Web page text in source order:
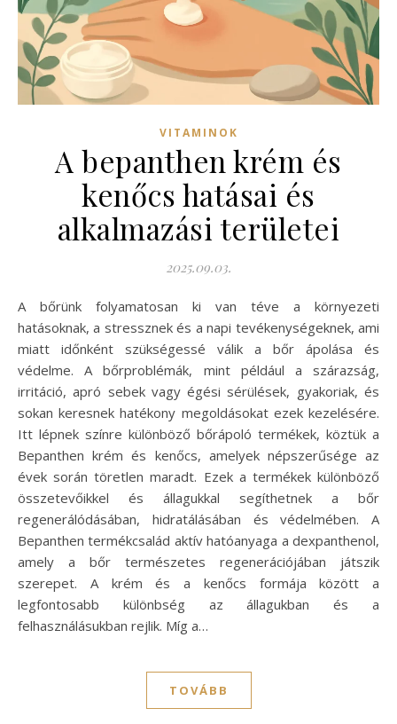
VITAMINOK
A bepanthen krém és
kenőcs hatásai és
alkalmazási területei
2025.09.03.
A bőrünk folyamatosan ki van téve a környezeti
hatásoknak, a stressznek és a napi tevékenységeknek, ami
miatt időnként szükségessé válik a bőr ápolása és
védelme. A bőrproblémák, mint például a szárazság,
irritáció, apró sebek vagy égési sérülések, gyakoriak, és
sokan keresnek hatékony megoldásokat ezek kezelésére.
Itt lépnek színre különböző bőrápoló termékek, köztük a
Bepanthen krém és kenőcs, amelyek népszerűsége az
évek során töretlen maradt. Ezek a termékek különböző
összetevőikkel és állagukkal segíthetnek a bőr
regenerálódásában, hidratálásában és védelmében. A
Bepanthen termékcsalád aktív hatóanyaga a dexpanthenol,
amely a bőr természetes regenerációjában játszik
szerepet. A krém és a kenőcs formája között a
legfontosabb különbség az állagukban és a
felhasználásukban rejlik. Míg a…
TOVÁBB